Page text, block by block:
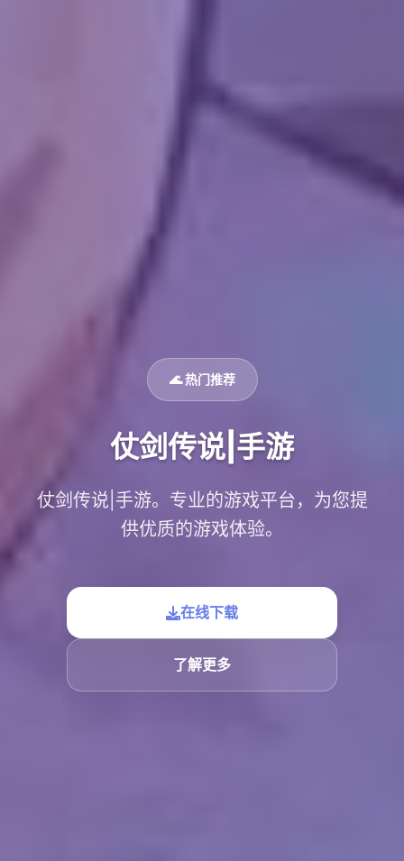
🌊 热门推荐
仗剑传说|手游
仗剑传说|手游。专业的游戏平台，为您提
供优质的游戏体验。
在线下载
了解更多